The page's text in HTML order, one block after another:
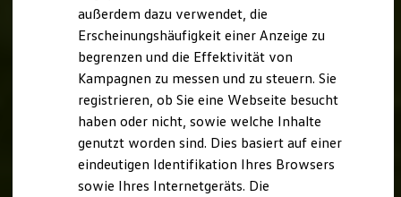
Die ID. Software 6
ID. Software Versionen und Updates
Digitale Extras
Schnittstellen zu Ihrem ID.
Hybridautos
Marke und Erlebnis
Volkswagen R und R Experience
R-Modelle
R Experience
Driving Experience
Volkswagen entdecken
Werkbesichtigung
außerdem dazu verwendet, die
Erscheinungshäufigkeit einer Anzeige zu
begrenzen und die Effektivität von
Kampagnen zu messen und zu steuern. Sie
registrieren, ob Sie eine Webseite besucht
haben oder nicht, sowie welche Inhalte
genutzt worden sind. Dies basiert auf einer
eindeutigen Identifikation Ihres Browsers
sowie Ihres Internetgeräts. Die